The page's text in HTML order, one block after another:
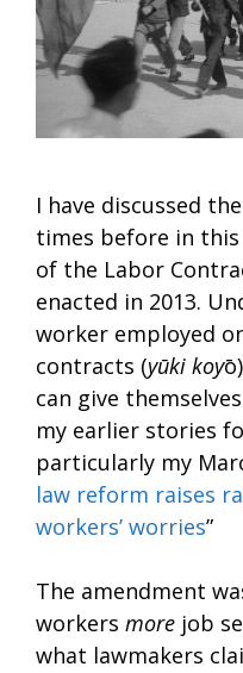
I have discussed
times before in
of the Labor
enacted in 2013.
worker employed
contracts (yūki koy
can give
my earlier stories
particularly my
law reform raises
workers’ worries”
The amendment
workers more job
what lawmakers